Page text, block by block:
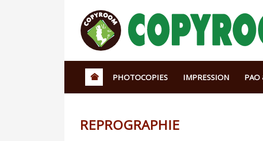
PHOTOCOPIES IMPRESSION PAO
REPROGRAPHIE